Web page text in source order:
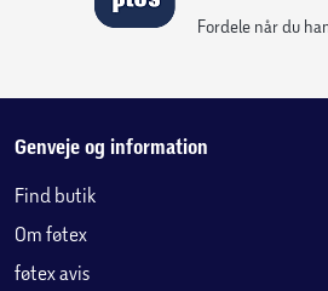
Fordele når du
Genveje og information
Find butik
Om føtex
føtex avis